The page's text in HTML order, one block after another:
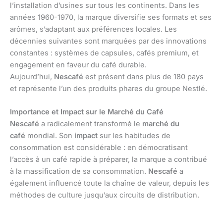
l’installation d’usines sur tous les continents. Dans les
années 1960-1970, la marque diversifie ses formats et ses
arômes, s’adaptant aux préférences locales. Les
décennies suivantes sont marquées par des innovations
constantes : systèmes de capsules, cafés premium, et
engagement en faveur du café durable.
Aujourd’hui, Nescafé est présent dans plus de 180 pays
et représente l’un des produits phares du groupe Nestlé.
Importance et Impact sur le Marché du Café
Nescafé a radicalement transformé le marché du
café mondial. Son impact sur les habitudes de
consommation est considérable : en démocratisant
l’accès à un café rapide à préparer, la marque a contribué
à la massification de sa consommation. Nescafé a
également influencé toute la chaîne de valeur, depuis les
méthodes de culture jusqu’aux circuits de distribution.